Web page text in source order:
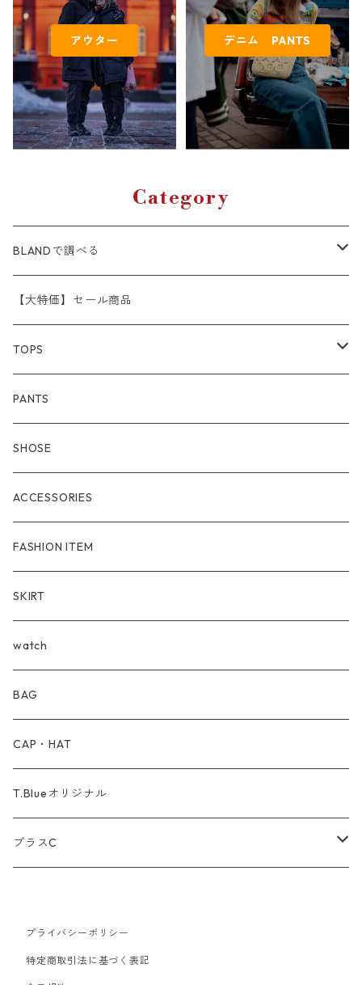
アウター デニム PANTS
Category
BLANDで調べる
A.P.C
APE （A BATHING APE）
adidas
Aroha Burossamu
ARCTERYX
BURBERRY
BVLGARI
Barbour
BEAMS
BRU NA BOINN
brixton
COMME des GARCONS
CHROME HEARTS
【大特価】セール商品
TOPS
アウター
フーディー
スゥエット
セーター
Shirt
T-Shirt
PANTS
SHOSE
ACCESSORIES
FASHION ITEM
SKIRT
watch
BAG
CAP・HAT
T.Blueオリジナル
プラスC
ロンT
プライバシーポリシー
特定商取引法に基づく表記